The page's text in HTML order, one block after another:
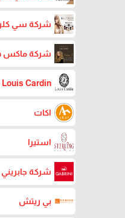
شركة سي كلر
شركة ماكس
Louis Cardin عطور
اكات
استيرا
شركة جابريني
بي ريتش